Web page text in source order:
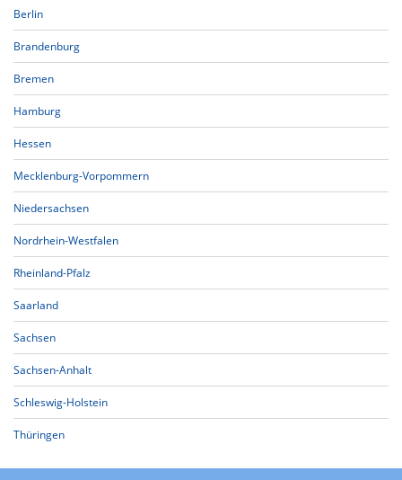
Berlin
Brandenburg
Bremen
Hamburg
Hessen
Mecklenburg-Vorpommern
Niedersachsen
Nordrhein-Westfalen
Rheinland-Pfalz
Saarland
Sachsen
Sachsen-Anhalt
Schleswig-Holstein
Thüringen